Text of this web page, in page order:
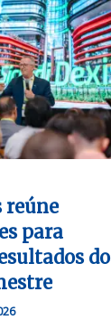
reúne
para
do